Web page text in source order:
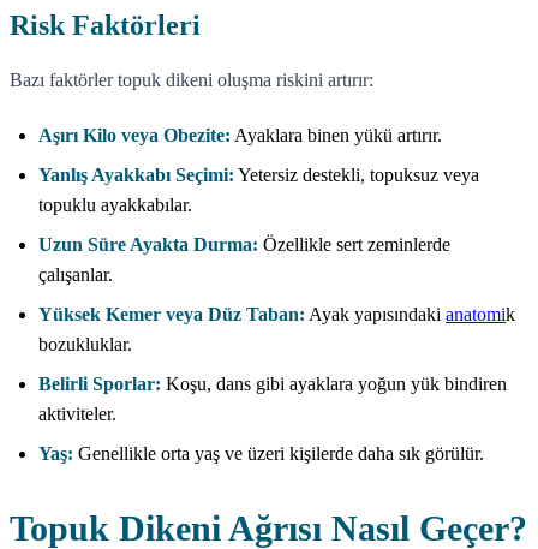
Risk Faktörleri
Bazı faktörler topuk dikeni oluşma riskini artırır:
Aşırı Kilo veya Obezite: Ayaklara binen yükü artırır.
Yanlış Ayakkabı Seçimi: Yetersiz destekli, topuksuz veya
topuklu ayakkabılar.
Uzun Süre Ayakta Durma: Özellikle sert zeminlerde
çalışanlar.
Yüksek Kemer veya Düz Taban: Ayak yapısındaki anatomik
bozukluklar.
Belirli Sporlar: Koşu, dans gibi ayaklara yoğun yük bindiren
aktiviteler.
Yaş: Genellikle orta yaş ve üzeri kişilerde daha sık görülür.
Topuk Dikeni Ağrısı Nasıl Geçer?